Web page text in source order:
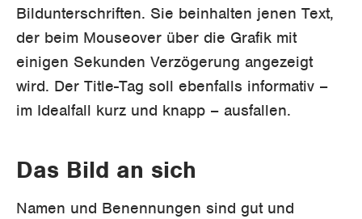
Bildunterschriften. Sie beinhalten jenen Text,
der beim Mouseover über die Grafik mit
einigen Sekunden Verzögerung angezeigt
wird. Der Title-Tag soll ebenfalls informativ –
im Idealfall kurz und knapp – ausfallen.
Das Bild an sich
Namen und Benennungen sind gut und